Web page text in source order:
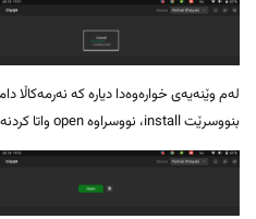
لەم وێنەیەی خوارەوەدا دیارە کە نەرمەکاڵا
بنووسرێت install، نووسراوە open واتا کردنەوە.